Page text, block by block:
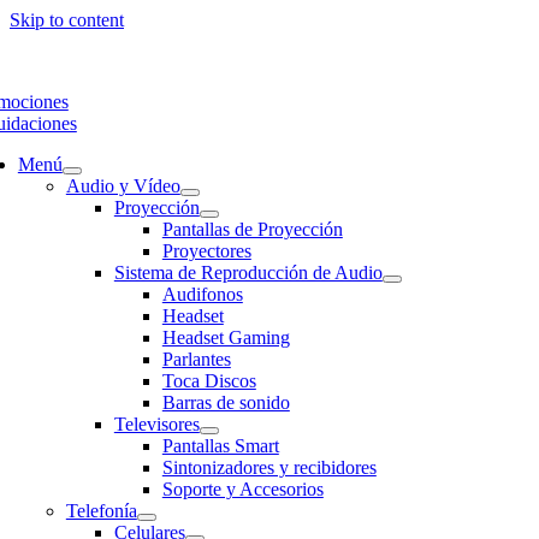
Skip to content
Menú
Audio y Vídeo
Proyección
Pantallas de Proyección
Proyectores
Sistema de Reproducción de Audio
Audifonos
Headset
Headset Gaming
Parlantes
Toca Discos
Barras de sonido
Televisores
Pantallas Smart
Sintonizadores y recibidores
Soporte y Accesorios
Telefonía
Celulares